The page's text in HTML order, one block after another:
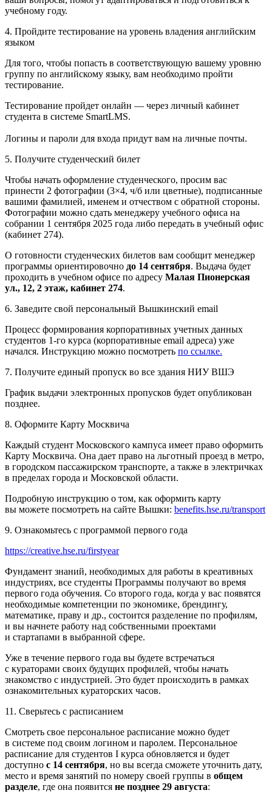
учебному году.
4. Пройдите тестирование на уровень владения английским
языком
Для того, чтобы попасть в соответствующую вашему уровню
группу по английскому языку, вам необходимо пройти
тестирование.
Тестирование пройдет онлайн — через личный кабинет
студента в системе SmartLMS.
Логины и пароли для входа придут вам на личные почты.
5. Получите студенческий билет
Чтобы начать оформление студенческого, просим вас
принести 2 фотографии (3×4, ч/б или цветные), подписанные
вашими фамилией, именем и отчеством с обратной стороны.
Фотографии можно сдать менеджеру учебного офиса на
собрании 1 сентября 2025 года либо передать в учебный офис
(кабинет 274).
О готовности студенческих билетов вам сообщит менеджер
программы ориентировочно до 14 сентября. Выдача будет
проходить в учебном офисе по адресу Малая Пионерская
ул., 12, 2 этаж, кабинет 274.
6. Заведите свой персональный Вышкинский email
Процесс формирования корпоративных учетных данных
студентов 1-го курса (корпоративные email адреса) уже
начался. Инструкцию можно посмотреть по ссылке.
7. Получите единый пропуск во все здания НИУ ВШЭ
График выдачи электронных пропусков будет опубликован
позднее.
8. Оформите Карту Москвича
Каждый студент Московского кампуса имеет право оформить
Карту Москвича. Она дает право на льготный проезд в метро,
в городском пассажирском транспорте, а также в электричках
в пределах города и Московской области.
Подробную инструкцию о том, как оформить карту
вы можете посмотреть на сайте Вышки: benefits.hse.ru/transport
9. Ознакомьтесь с программой первого года
https://creative.hse.ru/firstyear
Фундамент знаний, необходимых для работы в креативных
индустриях, все студенты Программы получают во время
первого года обучения. Со второго года, когда у вас появятся
необходимые компетенции по экономике, брендингу,
математике, праву и др., состоится разделение по профилям,
и вы начнете работу над собственными проектами
и стартапами в выбранной сфере.
Уже в течение первого года вы будете встречаться
с кураторами своих будущих профилей, чтобы начать
знакомство с индустрией. Это будет происходить в рамках
ознакомительных кураторских часов.
11. Сверьтесь с расписанием
Смотреть свое персональное расписание можно будет
в системе под своим логином и паролем. Персональное
расписание для студентов I курса обновляется и будет
доступно с 14 сентября, но вы всегда сможете уточнить дату,
место и время занятий по номеру своей группы в общем
разделе, где она появится не позднее 29 августа: